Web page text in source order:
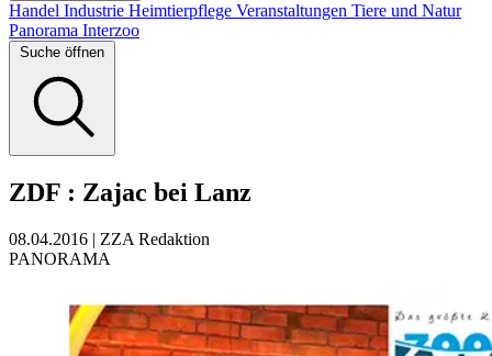
Handel Industrie Heimtierpflege Veranstaltungen Tiere und Natur
Panorama Interzoo
Suche öffnen
ZDF : Zajac bei Lanz
08.04.2016 | ZZA Redaktion
PANORAMA